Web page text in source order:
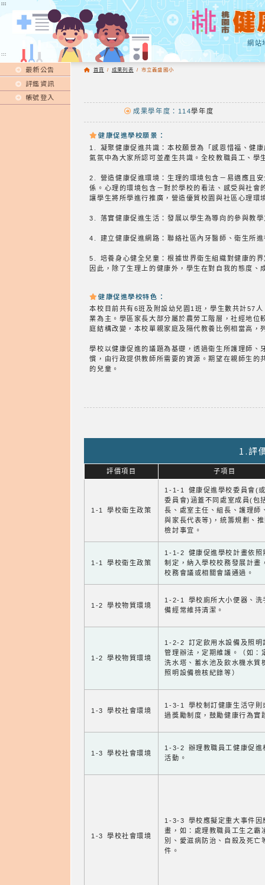
:::
網站
:::
最新公告
評鑑資訊
帳號登入
首頁 / 成果列表 / 市立義盛國小
成果學年度：114學年度
健康促進學校願景：
1. 凝聚健康促進共識：本校願景為「感恩惜福、健
氣氛中為大家所認可並產生共識。全校教職員工、
2. 營造健康促進環境：生理的環境包含－易適應且
係。心理的環境包含－對於學校的看法、感受與社
讓學生將所學進行推廣，營造優質校園與社區心理環
3. 落實健康促進生活：發展以學生為導向的參與教
4. 建立健康促進網路：聯絡社區內牙醫師、衛生所
5. 培養身心健全兒童：根據世界衛生組織對健康的
因此，除了生理上的健康外，學生在對自我的態度
健康促進學校特色：
本校目前共有6班及附設幼兒園1班，學生數共計57
業為主。學區家長大部分屬於農勞工階層，社經地
庭結構改變，本校單親家庭及隔代教養比例相當高
學校以健康促進的議題為基礎，透過衛生所護理師
慣，由行政提供教師所需要的資源。期望在親師生
的兒童。
1.評
評價項目 子項目
1-1 學校衛生政策
1-1-1 健康促進學校委員會(
委員會)涵蓋不同處室成員(包
長、處室主任、組長、護理師
與家長代表等)，統籌規劃、
檢討事宜。
1-1 學校衛生政策
1-1-2 健康促進學校計畫依照
制定，納入學校校務發展計畫
校務會議或相關會議通過。
1-2 學校物質環境
1-2-1 學校廁所大小便器、洗
備經常維持清潔。
1-2 學校物質環境
1-2-2 訂定飲用水設備及照明
管理辦法，定期維護。（如：
洗水塔、蓄水池及飲水機水質
照明設備檢核紀錄等）
1-3 學校社會環境
1-3-1 學校制訂健康生活守則
過獎勵制度，鼓勵健康行為實
1-3 學校社會環境
1-3-2 辦理教職員工健康促進
活動。
1-3 學校社會環境
1-3-3 學校應擬定重大事件因
畫，如：處理教職員工生之霸
別、愛滋病防治、自殺及死亡
件。
:::